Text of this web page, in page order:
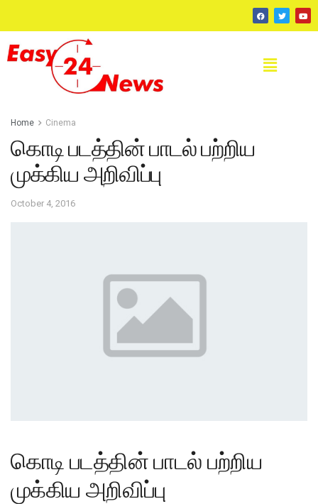
Home Cinema
கொடி படத்தின் பாடல் பற்றிய
முக்கிய அறிவிப்பு
October 4, 2016
கொடி படத்தின் பாடல் பற்றிய
முக்கிய அறிவிப்பு